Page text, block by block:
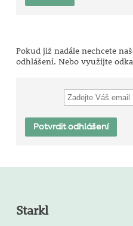
Pokud již nadále nechcete
odhlášení. Nebo využijte
Starkl